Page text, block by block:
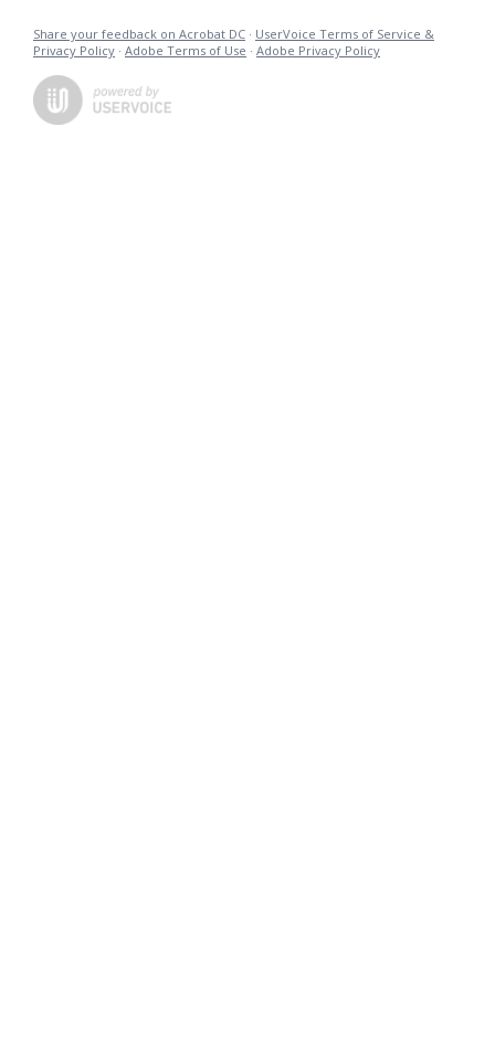
Share your feedback on Acrobat DC · UserVoice Terms of Service &
Privacy Policy · Adobe Terms of Use · Adobe Privacy Policy